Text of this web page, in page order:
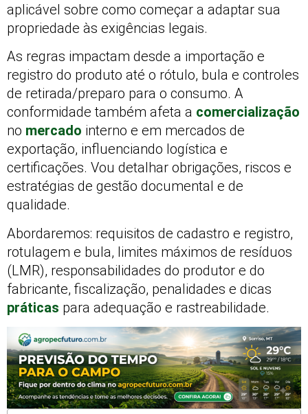
aplicável sobre como começar a adaptar sua
propriedade às exigências legais.
As regras impactam desde a importação e
registro do produto até o rótulo, bula e controles
de retirada/preparo para o consumo. A
conformidade também afeta a comercialização
no mercado interno e em mercados de
exportação, influenciando logística e
certificações. Vou detalhar obrigações, riscos e
estratégias de gestão documental e de
qualidade.
Abordaremos: requisitos de cadastro e registro,
rotulagem e bula, limites máximos de resíduos
(LMR), responsabilidades do produtor e do
fabricante, fiscalização, penalidades e dicas
práticas para adequação e rastreabilidade.